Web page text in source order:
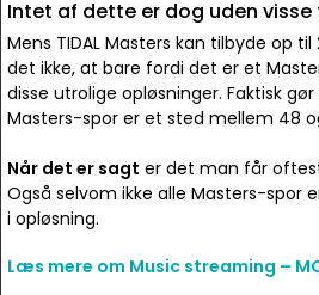
Intet af dette er dog uden
Mens TIDAL Masters kan tilbyde op
det ikke, at bare fordi det er et
disse utrolige opløsninger. Faktisk
Masters-spor er et sted mellem 48
Når det er sagt er det man får
Også selvom ikke alle Masters-spor
i opløsning.
Læs mere om Music streaming –